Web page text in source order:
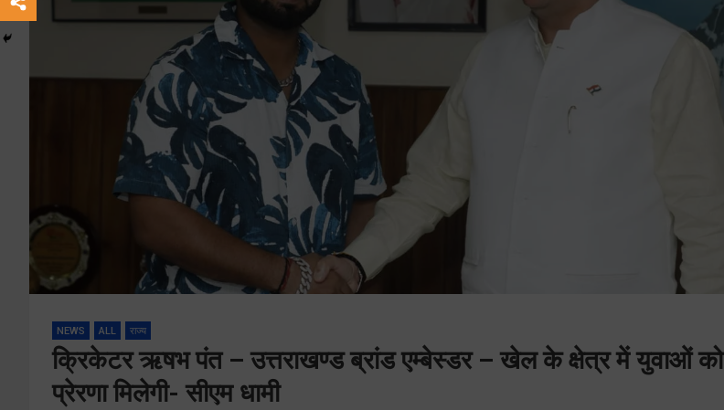
NEWS ALL राज्य
क्रिकेटर ऋषभ पंत – उत्तराखण्ड ब्रांड एम्बेस्डर – खेल के क्षेत्र में युवाओं को
प्रेरणा मिलेगी- सीएम धामी